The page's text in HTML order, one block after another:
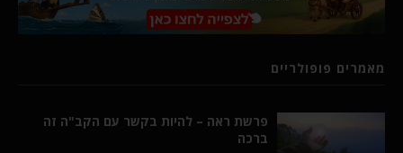
מאמרים פופולריים
פרשת ראה – להיות בקשר עם הקב"ה זה
ברכה